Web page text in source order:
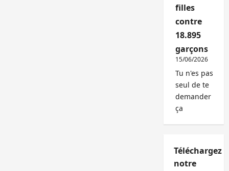
filles
contre
18.895
garçons
15/06/2026
Tu n'es pas
seul de te
demander
ça
Téléchargez
notre